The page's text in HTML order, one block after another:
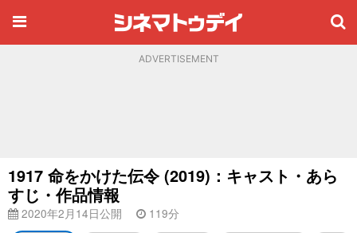
ADVERTISEMENT
1917 命をかけた伝令 (2019)：キャスト・あら
すじ・作品情報
2020年2月14日公開 119分